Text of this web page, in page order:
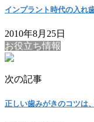
インプラント時代の入れ
2010年8月25日
お役立ち情報
次の記事
正しい歯みがきのコツは